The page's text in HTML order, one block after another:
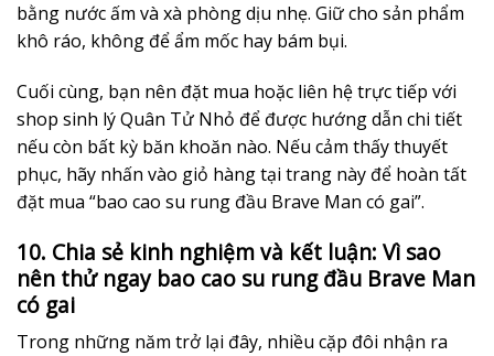
bằng nước ấm và xà phòng dịu nhẹ. Giữ cho sản phẩm
khô ráo, không để ẩm mốc hay bám bụi.
Cuối cùng, bạn nên đặt mua hoặc liên hệ trực tiếp với
shop sinh lý Quân Tử Nhỏ để được hướng dẫn chi tiết
nếu còn bất kỳ băn khoăn nào. Nếu cảm thấy thuyết
phục, hãy nhấn vào giỏ hàng tại trang này để hoàn tất
đặt mua “bao cao su rung đầu Brave Man có gai”.
10. Chia sẻ kinh nghiệm và kết luận: Vì sao
nên thử ngay bao cao su rung đầu Brave Man
có gai
Trong những năm trở lại đây, nhiều cặp đôi nhận ra